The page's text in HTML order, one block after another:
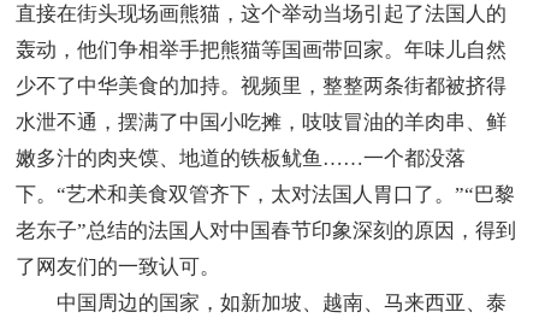
直接在街头现场画熊猫，这个举动当场引起了法国人的
轰动，他们争相举手把熊猫等国画带回家。年味儿自然
少不了中华美食的加持。视频里，整整两条街都被挤得
水泄不通，摆满了中国小吃摊，吱吱冒油的羊肉串、鲜
嫩多汁的肉夹馍、地道的铁板鱿鱼……一个都没落
下。“艺术和美食双管齐下，太对法国人胃口了。”“巴黎
老东子”总结的法国人对中国春节印象深刻的原因，得到
了网友们的一致认可。
中国周边的国家，如新加坡、越南、马来西亚、泰